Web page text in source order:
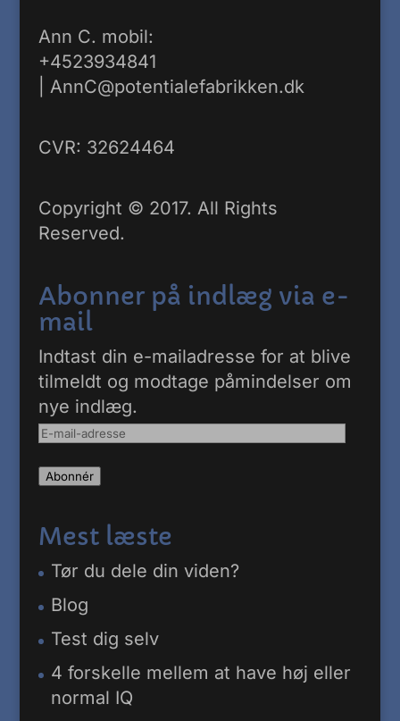
Ann C. mobil:
+4523934841
AnnC@potentialefabrikken.dk
CVR: 32624464
Copyright © 2017. All Rights
Reserved.
Abonner på indlæg via e-
mail
Indtast din e-mailadresse for at blive
tilmeldt og modtage påmindelser om
nye indlæg.
E-
adresse
Abonnér
Mest læste
Tør du dele din viden?
Blog
Test dig selv
4 forskelle mellem at have høj eller
normal IQ